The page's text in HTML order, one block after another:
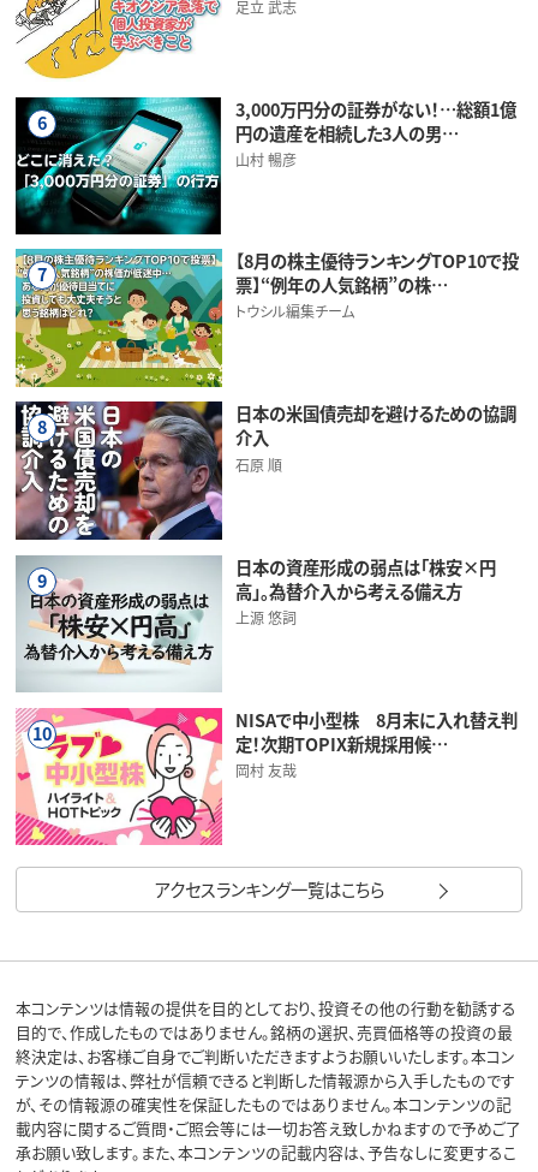
足立 武志
6
3,000万円分の証券がない！…総額1億
円の遺産を相続した3人の男…
山村 暢彦
7
【8月の株主優待ランキングTOP10で投
票】“例年の人気銘柄”の株…
トウシル編集チーム
8
日本の米国債売却を避けるための協調
介入
石原 順
9
日本の資産形成の弱点は「株安×円
高」。為替介入から考える備え方
上源 悠詞
10
NISAで中小型株 8月末に入れ替え判
定！次期TOPIX新規採用候…
岡村 友哉
アクセスランキング一覧はこちら
本コンテンツは情報の提供を目的としており、投資その他の行動を勧誘する
目的で、作成したものではありません。銘柄の選択、売買価格等の投資の最
終決定は、お客様ご自身でご判断いただきますようお願いいたします。本コン
テンツの情報は、弊社が信頼できると判断した情報源から入手したものです
が、その情報源の確実性を保証したものではありません。本コンテンツの記
載内容に関するご質問・ご照会等には一切お答え致しかねますので予めご了
承お願い致します。また、本コンテンツの記載内容は、予告なしに変更するこ